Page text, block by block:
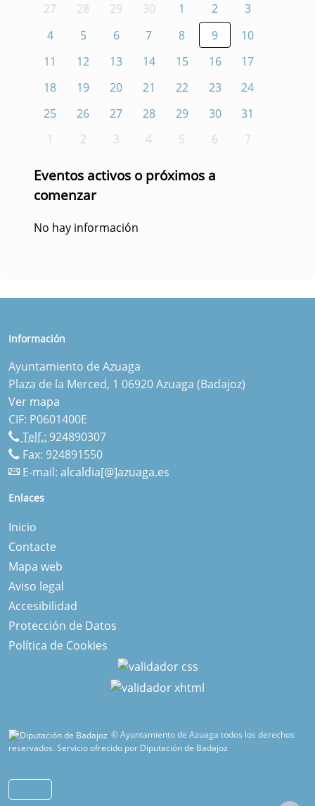
27 28 29 30 1 2
3
4
5 6 7 8 9
10
11
12 13 14 15 16
17
18
19 20 21 22 23
24
25
26 27 28 29 30
31
1
2 3 4 5 6 7
Eventos activos o próximos a
comenzar
No hay información
Información
Ayuntamiento de Azuaga
Plaza de la Merced, 1 06920 Azuaga (Badajoz)
Ver mapa
CIF: P0601400E
Telf.: 924890307
Fax: 924891550
E-mail: alcaldia[@]azuaga.es
Enlaces
Inicio
Contacte
Mapa web
Aviso legal
Accesibilidad
Protección de Datos
Política de Cookies
© Ayuntamiento de Azuaga todos los derechos
reservados.Servicio ofrecido por Diputación de Badajoz